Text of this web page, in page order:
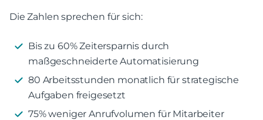
Die Zahlen sprechen für sich:
Bis zu 60% Zeitersparnis durch
maßgeschneiderte Automatisierung
80 Arbeitsstunden monatlich für strategische
Aufgaben freigesetzt
75% weniger Anrufvolumen für Mitarbeiter